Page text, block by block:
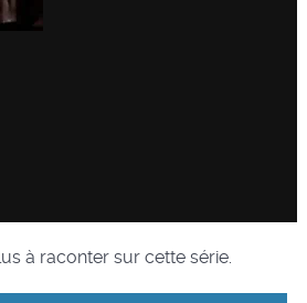
à raconter sur cette série.